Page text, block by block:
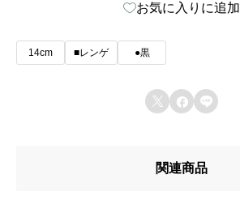
お気に入りに追加
14cm ■レンゲ ●黒
  
関連商品